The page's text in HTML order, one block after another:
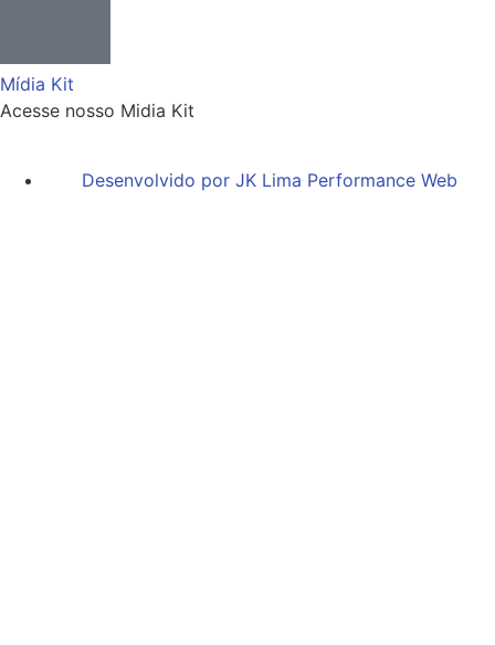
Mídia Kit
Acesse nosso Midia Kit
Desenvolvido por JK Lima Performance Web